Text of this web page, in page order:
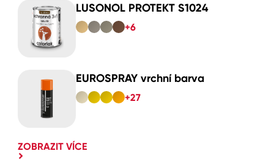
LUSONOL PROTEKT S1024
+6
EUROSPRAY vrchní barva
+27
ZOBRAZIT VÍCE